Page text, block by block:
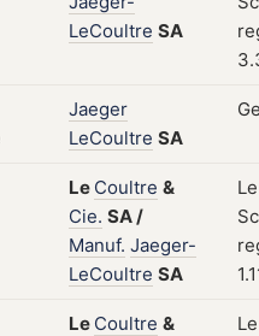
LeCoultre SA
Jaeger
LeCoultre SA
Le Coultre &
Cie. SA/
Manuf. Jaeger-
LeCoultre SA
Le Coultre &